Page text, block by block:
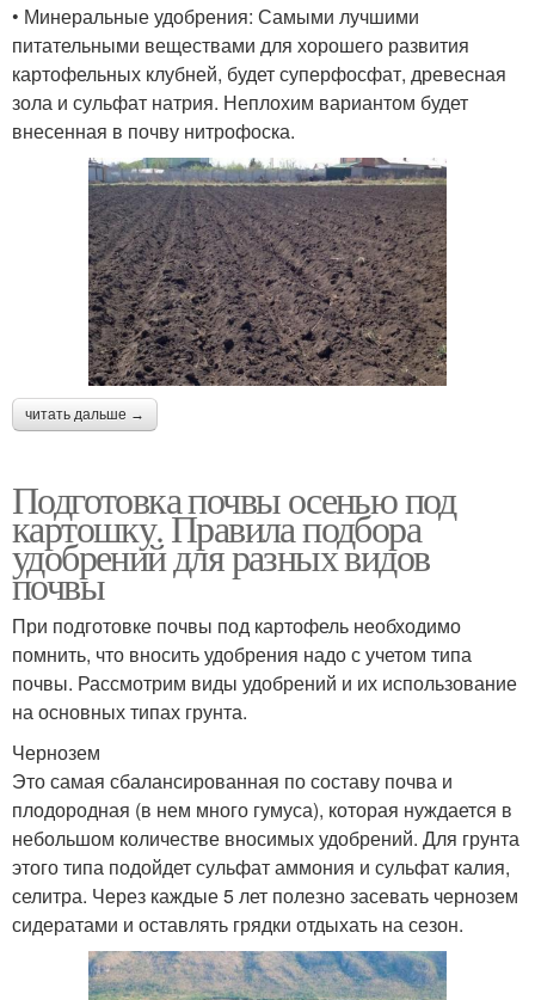
• Минеральные удобрения: Самыми лучшими
питательными веществами для хорошего развития
картофельных клубней, будет суперфосфат, древесная
зола и сульфат натрия. Неплохим вариантом будет
внесенная в почву нитрофоска.
читать дальше →
Подготовка почвы осенью под
картошку. Правила подбора
удобрений для разных видов
почвы
При подготовке почвы под картофель необходимо
помнить, что вносить удобрения надо с учетом типа
почвы. Рассмотрим виды удобрений и их использование
на основных типах грунта.
Чернозем
Это самая сбалансированная по составу почва и
плодородная (в нем много гумуса), которая нуждается в
небольшом количестве вносимых удобрений. Для грунта
этого типа подойдет сульфат аммония и сульфат калия,
селитра. Через каждые 5 лет полезно засевать чернозем
сидератами и оставлять грядки отдыхать на сезон.